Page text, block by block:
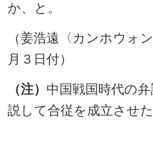
か、と。
（姜浩遠〈カンホウォ
月３日付）
（注） 中国戦国時代の
説して合従を成立させ